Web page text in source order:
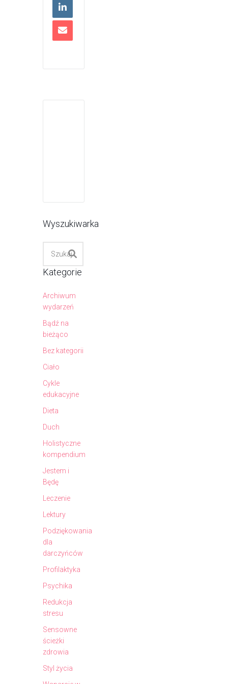
Wyszukiwarka
Kategorie
Archiwum
wydarzeń
Bądź na
bieżąco
Bez kategorii
Ciało
Cykle
edukacyjne
Dieta
Duch
Holistyczne
kompendium
Jestem i
Będę
Leczenie
Lektury
Podziękowania
dla
darczyńców
Profilaktyka
Psychika
Redukcja
stresu
Sensowne
ścieżki
zdrowia
Styl życia